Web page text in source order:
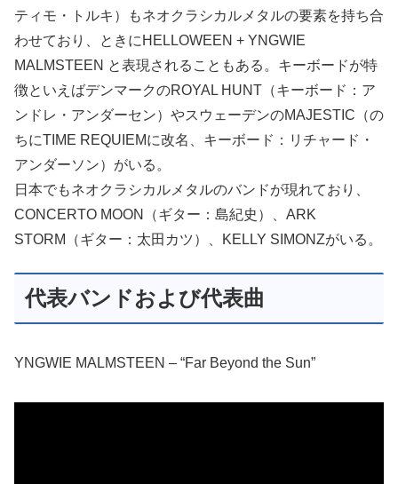
ティモ・トルキ）もネオクラシカルメタルの要素を持ち合
わせており、ときにHELLOWEEN + YNGWIE
MALMSTEEN と表現されることもある。キーボードが特
徴といえばデンマークのROYAL HUNT（キーボード：ア
ンドレ・アンダーセン）やスウェーデンのMAJESTIC（の
ちにTIME REQUIEMに改名、キーボード：リチャード・
アンダーソン）がいる。
日本でもネオクラシカルメタルのバンドが現れており、
CONCERTO MOON（ギター：島紀史）、ARK
STORM（ギター：太田カツ）、KELLY SIMONZがいる。
代表バンドおよび代表曲
YNGWIE MALMSTEEN – “Far Beyond the Sun”